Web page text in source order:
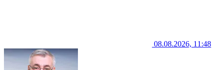
08.08.2026, 11:48